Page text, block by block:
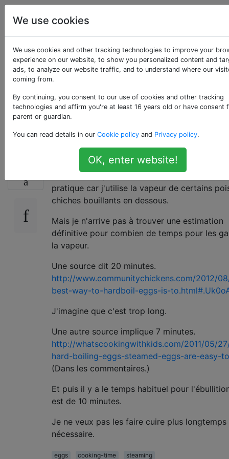
Cuisine
Combien de temps
pour cuire des œufs à
la vapeur? (Au lieu de
bouillir dur)
Je fais cuire des œufs à la vapeur plutôt que
faire bouillir (je veux le même effet), car c'est
pratique car j'utilise la vapeur de certains
chiches bouillants en dessous.
Mais je n'arrive pas à trouver une estimation
définitive pour combien de temps pour les
la vapeur.
Une source dit 20 minutes.
http://www.communitychickens.com/2012/
best-way-to-hardboil-eggs-is-
J'imagine que c'est trop long.
Une autre source implique 7 minutes.
http://whatscookingwithkids.com/2011/05/
hard-boiling-eggs-steamed-eggs-are-easy-
(Dans les commentaires.)
Et puis il y a le temps habituel pour
est de 10 minutes.
Je ne veux pas les faire cuire plus longtemps
nécessaire.
eggs cooking-time
steaming
We use cookies
We use cookies and other tracking technologies to improve your
experience on our website, to show you personalized content and
ads, to analyze our website traffic, and to understand where our
coming from.
By continuing, you consent to our use of cookies and other tracking
technologies and affirm you're at least 16 years old or have consent
parent or guardian.
You can read details in our Cookie policy and Privacy policy.
OK, enter website!